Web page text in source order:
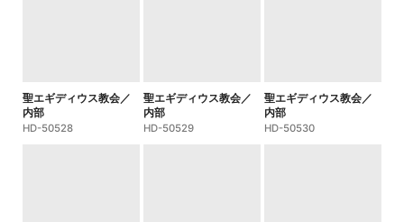
聖エギディウス教会／
内部
HD-50528
聖エギディウス教会／
内部
HD-50529
聖エギディウス教会／
内部
HD-50530